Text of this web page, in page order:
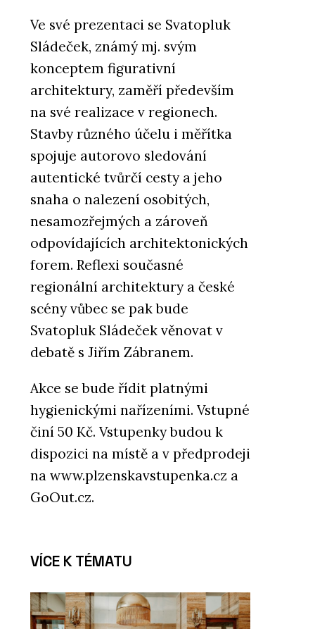
Ve své prezentaci se Svatopluk
Sládeček, známý mj. svým
konceptem figurativní
architektury, zaměří především
na své realizace v regionech.
Stavby různého účelu i měřítka
spojuje autorovo sledování
autentické tvůrčí cesty a jeho
snaha o nalezení osobitých,
nesamozřejmých a zároveň
odpovídajících architektonických
forem. Reflexi současné
regionální architektury a české
scény vůbec se pak bude
Svatopluk Sládeček věnovat v
debatě s Jiřím Zábranem.
Akce se bude řídit platnými
hygienickými nařízeními. Vstupné
činí 50 Kč. Vstupenky budou k
dispozici na místě a v předprodeji
na www.plzenskavstupenka.cz a
GoOut.cz.
VÍCE K TÉMATU